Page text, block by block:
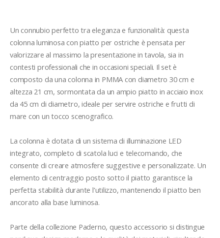
Un connubio perfetto tra eleganza e funzionalità: questa
colonna luminosa con piatto per ostriche è pensata per
valorizzare al massimo la presentazione in tavola, sia in
contesti professionali che in occasioni speciali. Il set è
composto da una colonna in PMMA con diametro 30 cm e
altezza 21 cm, sormontata da un ampio piatto in acciaio inox
da 45 cm di diametro, ideale per servire ostriche e frutti di
mare con un tocco scenografico.
La colonna è dotata di un sistema di illuminazione LED
integrato, completo di scatola luci e telecomando, che
consente di creare atmosfere suggestive e personalizzate. Un
elemento di centraggio posto sotto il piatto garantisce la
perfetta stabilità durante l’utilizzo, mantenendo il piatto ben
ancorato alla base luminosa.
Parte della collezione Paderno, questo accessorio si distingue